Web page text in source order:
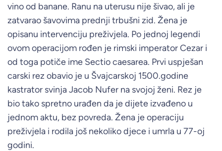
vino od banane. Ranu na uterusu nije šivao, ali je
zatvarao šavovima prednji trbušni zid. Žena je
opisanu intervenciju preživjela. Po jednoj legendi
ovom operacijom rođen je rimski imperator Cezar i
od toga potiče ime Sectio caesarea. Prvi uspješan
carski rez obavio je u Švajcarskoj 1500.godine
kastrator svinja Jacob Nufer na svojoj ženi. Rez je
bio tako spretno urađen da je dijete izvađeno u
jednom aktu, bez povreda. Žena je operaciju
preživjela i rodila još nekoliko djece i umrla u 77-oj
godini.